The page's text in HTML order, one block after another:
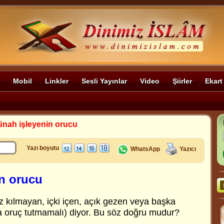
Mobil Linkler Sesli Yayınlar Video Şiirler Ekart
işleyenin orucu
Yazı boyutu WhatsApp Yazıcı
orucu
kılmayan, içki içen, açık gezen veya başka
tutmamalı) diyor. Bu söz doğru mudur?